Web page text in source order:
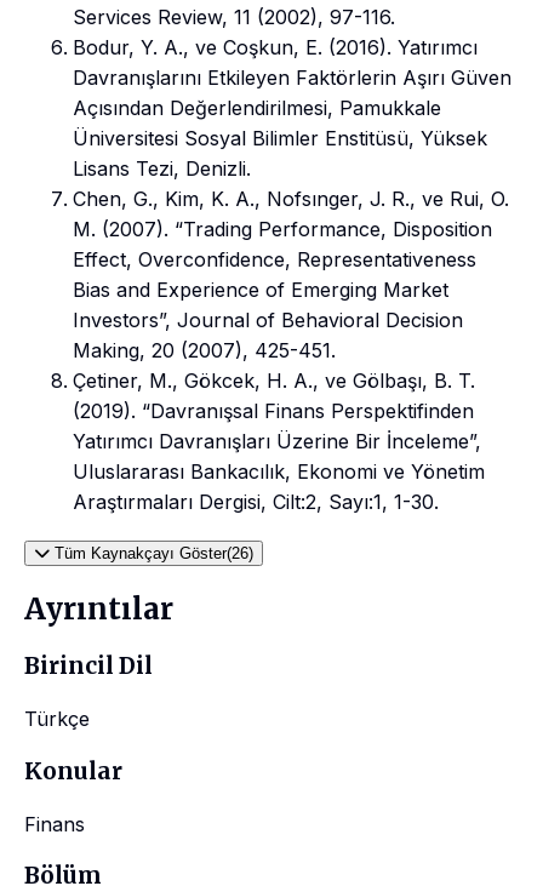
Services Review, 11 (2002), 97-116.
Bodur, Y. A., ve Coşkun, E. (2016). Yatırımcı
Davranışlarını Etkileyen Faktörlerin Aşırı Güven
Açısından Değerlendirilmesi, Pamukkale
Üniversitesi Sosyal Bilimler Enstitüsü, Yüksek
Lisans Tezi, Denizli.
Chen, G., Kim, K. A., Nofsınger, J. R., ve Rui, O.
M. (2007). “Trading Performance, Disposition
Effect, Overconfidence, Representativeness
Bias and Experience of Emerging Market
Investors”, Journal of Behavioral Decision
Making, 20 (2007), 425-451.
Çetiner, M., Gökcek, H. A., ve Gölbaşı, B. T.
(2019). “Davranışsal Finans Perspektifinden
Yatırımcı Davranışları Üzerine Bir İnceleme”,
Uluslararası Bankacılık, Ekonomi ve Yönetim
Araştırmaları Dergisi, Cilt:2, Sayı:1, 1-30.
Tüm Kaynakçayı Göster(26)
Ayrıntılar
Birincil Dil
Türkçe
Konular
Finans
Bölüm